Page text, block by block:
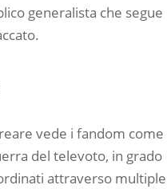
generalista che segue
vede i fandom come
del televoto, in grado
attraverso multiple